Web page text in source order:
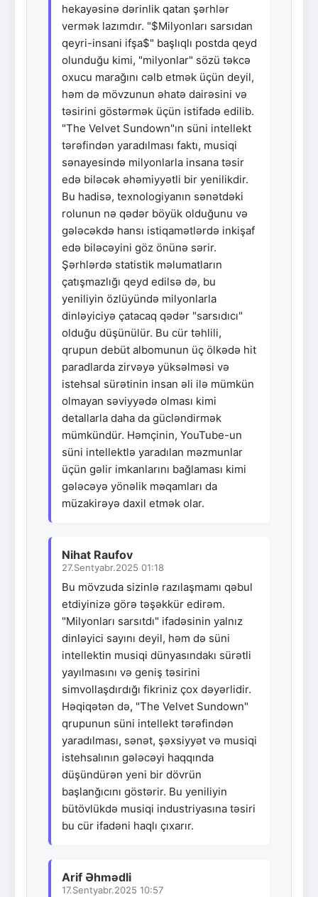
hekayəsinə dərinlik qatan şərhlər
vermək lazımdır. "$Milyonları sarsıdan
qeyri-insani ifşa$" başlıqlı postda qeyd
olunduğu kimi, "milyonlar" sözü təkcə
oxucu marağını cəlb etmək üçün deyil,
həm də mövzunun əhatə dairəsini və
təsirini göstərmək üçün istifadə edilib.
"The Velvet Sundown"ın süni intellekt
tərəfindən yaradılması faktı, musiqi
sənayesində milyonlarla insana təsir
edə biləcək əhəmiyyətli bir yenilikdir.
Bu hadisə, texnologiyanın sənətdəki
rolunun nə qədər böyük olduğunu və
gələcəkdə hansı istiqamətlərdə inkişaf
edə biləcəyini göz önünə sərir.
Şərhlərdə statistik məlumatların
çatışmazlığı qeyd edilsə də, bu
yeniliyin özlüyündə milyonlarla
dinləyiciyə çatacaq qədər "sarsıdıcı"
olduğu düşünülür. Bu cür təhlili,
qrupun debüt albomunun üç ölkədə hit
paradlarda zirvəyə yüksəlməsi və
istehsal sürətinin insan əli ilə mümkün
olmayan səviyyədə olması kimi
detallarla daha da gücləndirmək
mümkündür. Həmçinin, YouTube-un
süni intellektlə yaradılan məzmunlar
üçün gəlir imkanlarını bağlaması kimi
gələcəyə yönəlik məqamları da
müzakirəyə daxil etmək olar.
Nihat Raufov
27.Sentyabr.2025 01:18
Bu mövzuda sizinlə razılaşmamı qəbul
etdiyinizə görə təşəkkür edirəm.
"Milyonları sarsıtdı" ifadəsinin yalnız
dinləyici sayını deyil, həm də süni
intellektin musiqi dünyasındakı sürətli
yayılmasını və geniş təsirini
simvollaşdırdığı fikriniz çox dəyərlidir.
Həqiqətən də, "The Velvet Sundown"
qrupunun süni intellekt tərəfindən
yaradılması, sənət, şəxsiyyət və musiqi
istehsalının gələcəyi haqqında
düşündürən yeni bir dövrün
başlanğıcını göstərir. Bu yeniliyin
bütövlükdə musiqi industriyasına təsiri
bu cür ifadəni haqlı çıxarır.
Arif Əhmədli
17.Sentyabr.2025 10:57